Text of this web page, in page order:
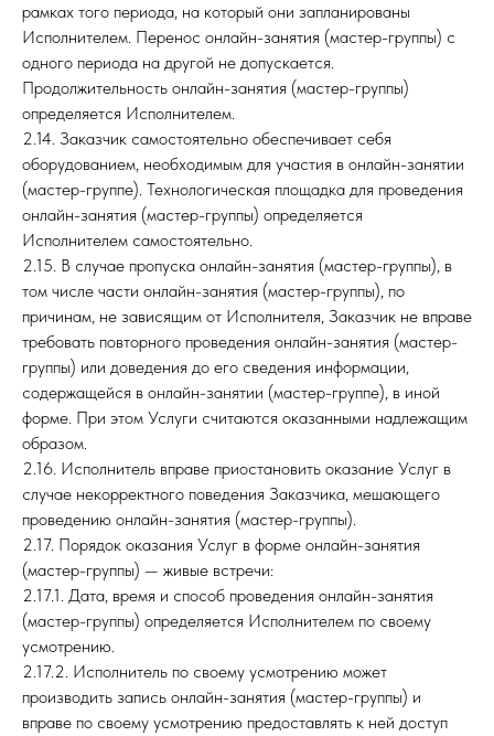
рамках того периода, на который они запланированы
Исполнителем. Перенос онлайн-занятия (мастер-группы) с
одного периода на другой не допускается.
Продолжительность онлайн-занятия (мастер-группы)
определяется Исполнителем.
2.14. Заказчик самостоятельно обеспечивает себя
оборудованием, необходимым для участия в онлайн-занятии
(мастер-группе). Технологическая площадка для проведения
онлайн-занятия (мастер-группы) определяется
Исполнителем самостоятельно.
2.15. В случае пропуска онлайн-занятия (мастер-группы), в
том числе части онлайн-занятия (мастер-группы), по
причинам, не зависящим от Исполнителя, Заказчик не вправе
требовать повторного проведения онлайн-занятия (мастер-
группы) или доведения до его сведения информации,
содержащейся в онлайн-занятии (мастер-группе), в иной
форме. При этом Услуги считаются оказанными надлежащим
образом.
2.16. Исполнитель вправе приостановить оказание Услуг в
случае некорректного поведения Заказчика, мешающего
проведению онлайн-занятия (мастер-группы).
2.17. Порядок оказания Услуг в форме онлайн-занятия
(мастер-группы) — живые встречи:
2.17.1. Дата, время и способ проведения онлайн-занятия
(мастер-группы) определяется Исполнителем по своему
усмотрению.
2.17.2. Исполнитель по своему усмотрению может
производить запись онлайн-занятия (мастер-группы) и
вправе по своему усмотрению предоставлять к ней доступ